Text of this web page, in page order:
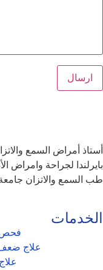
أستاذ أمراض السمع
بايرلندا لجراحة وامراض
طب السمع والاتزان
الخدمات
فحص
علاج